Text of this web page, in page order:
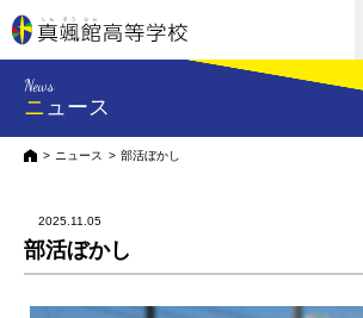
News
ニュース
HOMEニュース 部活ぼかし
2025.11.05
部活ぼかし